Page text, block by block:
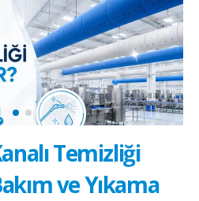
Temizliği
ve Yıkama